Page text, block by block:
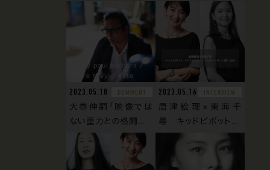
Pic by paul barbera /
where they create
2023.05.18
COMMENT
大巻伸嗣「映像では
ない重力との格闘...
2023.05.16
INTERVIEW
唐津絵理×東海千
尋 キッドピボット...